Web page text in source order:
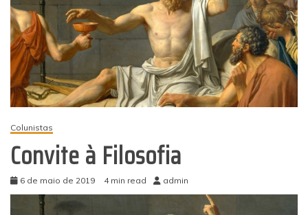
Colunistas
Convite à Filosofia
6 de maio de 2019 4 min read admin